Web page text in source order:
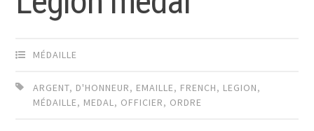
MÉDAILLE
ARGENT, D'HONNEUR, EMAILLE, FRENCH, LEGION,
MÉDAILLE, MEDAL, OFFICIER, ORDRE